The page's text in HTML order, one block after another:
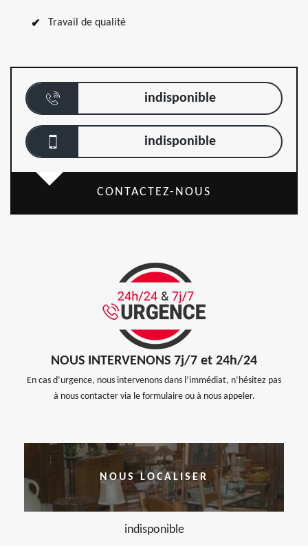
Travail de qualité
indisponible
indisponible
CONTACTEZ-NOUS
NOUS INTERVENONS 7j/7 et 24h/24
En cas d’urgence, nous intervenons dans l’immédiat, n’hésitez pas
à nous contacter via le formulaire ou à nous appeler.
NOUS LOCALISER
indisponible